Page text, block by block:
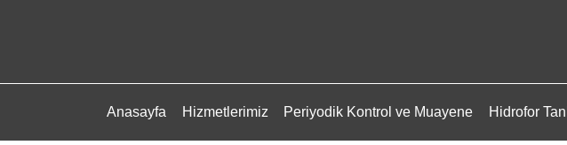
Anasayfa Hizmetlerimiz Periyodik Kontrol ve Muayene Hidrofor